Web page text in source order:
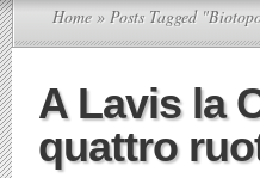
Home » Posts Tagged
A Lavis la
quattro